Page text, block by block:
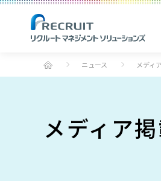
ニュース メディ
メディア